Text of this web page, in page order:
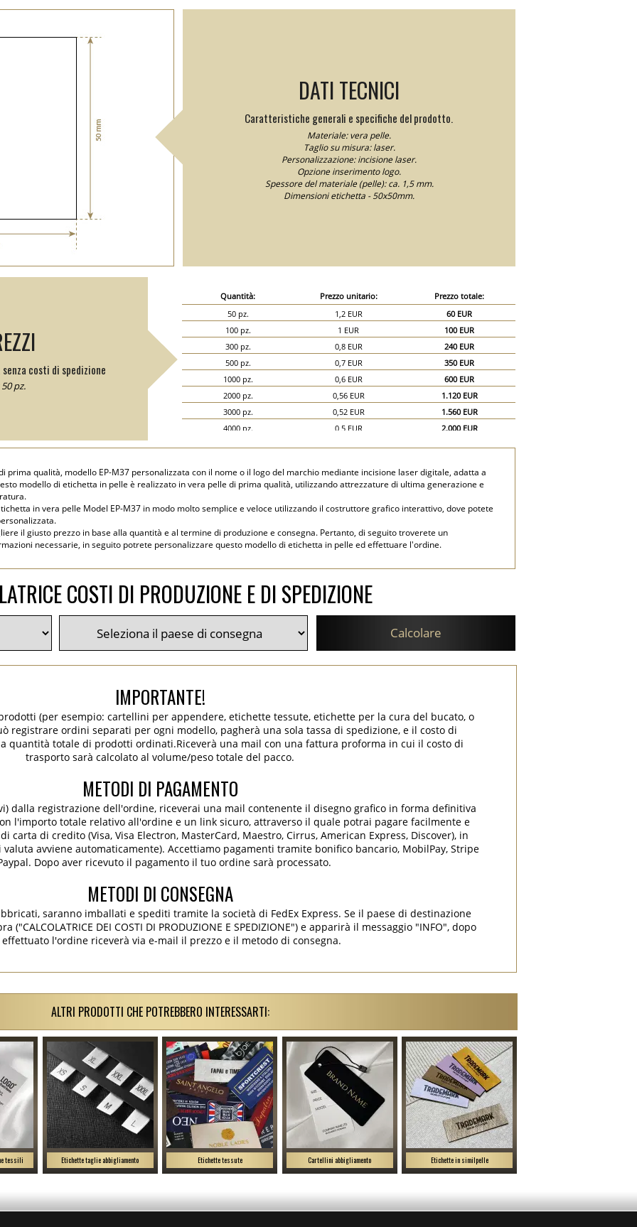
DATI TECNICI
Caratteristiche generali e specifiche del prodotto.
Materiale: vera pelle.
Taglio su misura: laser.
Personalizzazione: incisione laser.
Opzione inserimento logo.
Spessore del materiale (pelle): ca. 1,5 mm.
Dimensioni etichetta - 50x50mm.
costi di spedizione
pz.
Quantità: Prezzo unitario:
Prezzo totale:
50 pz.
1,2 EUR
60 EUR
100 pz.
1 EUR
100 EUR
300 pz.
0,8 EUR
240 EUR
500 pz.
0,7 EUR
350 EUR
1000 pz.
0,6 EUR
600 EUR
2000 pz.
0,56 EUR
1.120 EUR
3000 pz.
0,52 EUR
1.560 EUR
4000 pz.
0,5 EUR
2.000 EUR
prima qualità, modello EP-M37 personalizzata con il nome o il logo del marchio mediante incisione laser digitale, adatta a
modello di etichetta in pelle è realizzato in vera pelle di prima qualità, utilizzando attrezzature di ultima generazione e
in vera pelle Model EP-M37 in modo molto semplice e veloce utilizzando il costruttore grafico interattivo, dove potete
il giusto prezzo in base alla quantità e al termine di produzione e consegna. Pertanto, di seguito troverete un
necessarie, in seguito potrete personalizzare questo modello di etichetta in pelle ed effettuare l'ordine.
COSTI DI PRODUZIONE E DI SPEDIZIONE
Calcolare
IMPORTANTE!
(per esempio: cartellini per appendere, etichette tessute, etichette per la cura del bucato, o
registrare ordini separati per ogni modello, pagherà una sola tassa di spedizione, e il costo di
quantità totale di prodotti ordinati.Riceverà una mail con una fattura proforma in cui il costo di
trasporto sarà calcolato al volume/peso totale del pacco.
METODI DI PAGAMENTO
dalla registrazione dell'ordine, riceverai una mail contenente il disegno grafico in forma definitiva
l'importo totale relativo all'ordine e un link sicuro, attraverso il quale potrai pagare facilmente e
carta di credito (Visa, Visa Electron, MasterCard, Maestro, Cirrus, American Express, Discover), in
avviene automaticamente). Accettiamo pagamenti tramite bonifico bancario, MobilPay, Stripe
Dopo aver ricevuto il pagamento il tuo ordine sarà processato.
METODI DI CONSEGNA
saranno imballati e spediti tramite la società di FedEx Express. Se il paese di destinazione
DEI COSTI DI PRODUZIONE E SPEDIZIONE") e apparirà il messaggio "INFO", dopo
effettuato l'ordine riceverà via e-mail il prezzo e il metodo di consegna.
ALTRI PRODOTTI CHE POTREBBERO INTERESSARTI:
tessili Etichette taglie abbigliamento Etichette tessute Cartellini abbigliamento Etichette in similpelle